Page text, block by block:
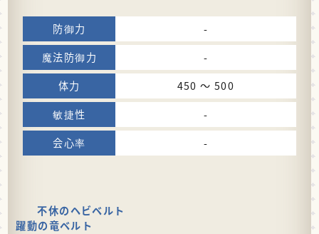
-
-
450 〜 500
-
-
不休のヘビベルト
躍動の竜ベルト